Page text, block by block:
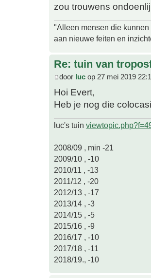
zou trouwens
"Alleen mensen die
aan nieuwe feiten en
Re: tuin van
door luc op 27 mei 2019
Hoi Evert,
Heb je nog die
luc's tuin
2008/09 , min -21
2009/10 , -10
2010/11 , -13
2011/12 , -20
2012/13 , -17
2013/14 , -3
2014/15 , -5
2015/16 , -9
2016/17 , -10
2017/18 , -11
2018/19., -10